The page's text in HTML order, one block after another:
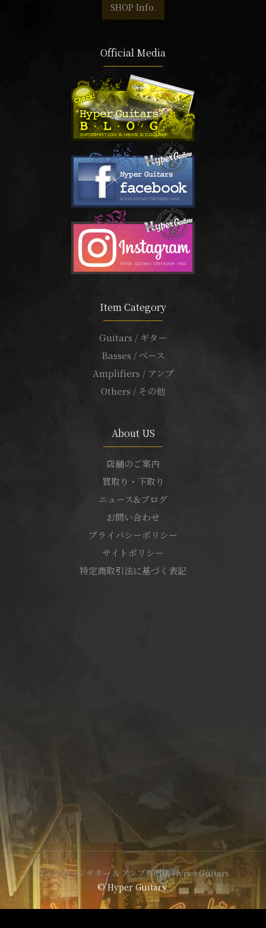
SHOP Info.
Official Media
Item Category
Guitars / ギター
Basses / ベース
Amplifiers / アンプ
Others / その他
About US
店舗のご案内
買取り・下取り
ニュース&ブログ
お問い合わせ
プライバシーポリシー
サイトポリシー
特定商取引法に基づく表記
ヴィンテージギター & アンプ専門店 Hyper Guitars
© Hyper Guitars.